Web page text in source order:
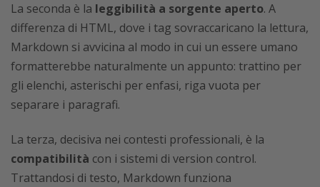
La seconda è la leggibilità a sorgente aperto. A
differenza di HTML, dove i tag sovraccaricano la lettura,
Markdown si avvicina al modo in cui un essere umano
formatterebbe naturalmente un appunto: trattino per
gli elenchi, asterischi per enfasi, riga vuota per
separare i paragrafi.
La terza, decisiva nei contesti professionali, è la
compatibilità con i sistemi di version control.
Trattandosi di testo, Markdown funziona